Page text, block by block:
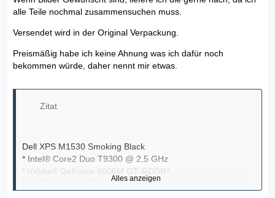
alle Teile nochmal zusammensuchen muss.
Versendet wird in der Original Verpackung.
Preismäßig habe ich keine Ahnung was ich dafür noch
bekommen würde, daher nennt mir etwas.
Zitat
Dell XPS M1530 Smoking Black
* Intel® Core2 Duo T9300 @ 2,5 GHz
* nVidia® GeForce 8600M GT GDDR³
* WXGA+ (1440x900) LG (Defekt)
Alles anzeigen